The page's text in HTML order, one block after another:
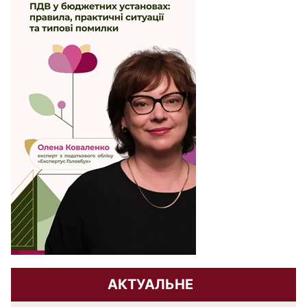
АКТУАЛЬНЕ